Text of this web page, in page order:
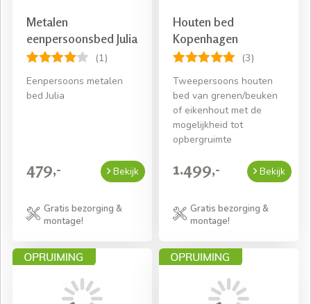
Metalen
eenpersoonsbed Julia
(1)
Eenpersoons metalen
bed Julia
479,- Bekijk
Gratis bezorging &
montage!
Houten bed
Kopenhagen
(3)
Tweepersoons houten
bed van grenen/beuken
of eikenhout met de
mogelijkheid tot
opbergruimte
1.499,- Bekijk
Gratis bezorging &
montage!